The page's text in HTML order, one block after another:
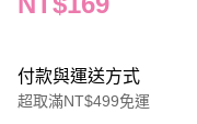
付款與運送方式
超取滿NT$499免運